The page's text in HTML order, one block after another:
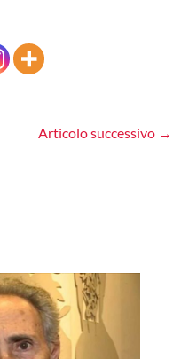
Articolo successivo →